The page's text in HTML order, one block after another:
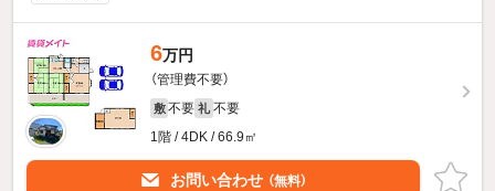
6万円
（管理費不要）
敷 不要 礼 不要
1階 / 4DK / 66.9㎡
お問い合わせ （無料）